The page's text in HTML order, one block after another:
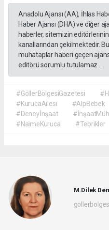
Anadolu Ajansı (AA), İhlas
Haber Ajansı (DHA) ve diğer
haberler, sitemizin
kanallarından çekilmektedir.
muhataplar haberi geçen
editörü sorumlu tutulamaz...
#GöllerBölgesiGazetesi
#KurucaAilesi
#AlpBebek
#Deneyİnşaat
#NaimeKuruca
#Tebrikler
M.Dilek